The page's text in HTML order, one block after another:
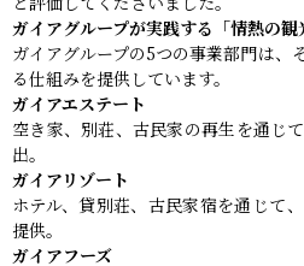
ガイアグループが実践する「情熱の観
ガイアグループの5つの事業部門は、
る仕組みを提供しています。
ガイアエステート
空き家、別荘、古民家の再生を通じ
出。
ガイアリゾート
ホテル、貸別荘、古民家宿を通じて
提供。
ガイアフーズ